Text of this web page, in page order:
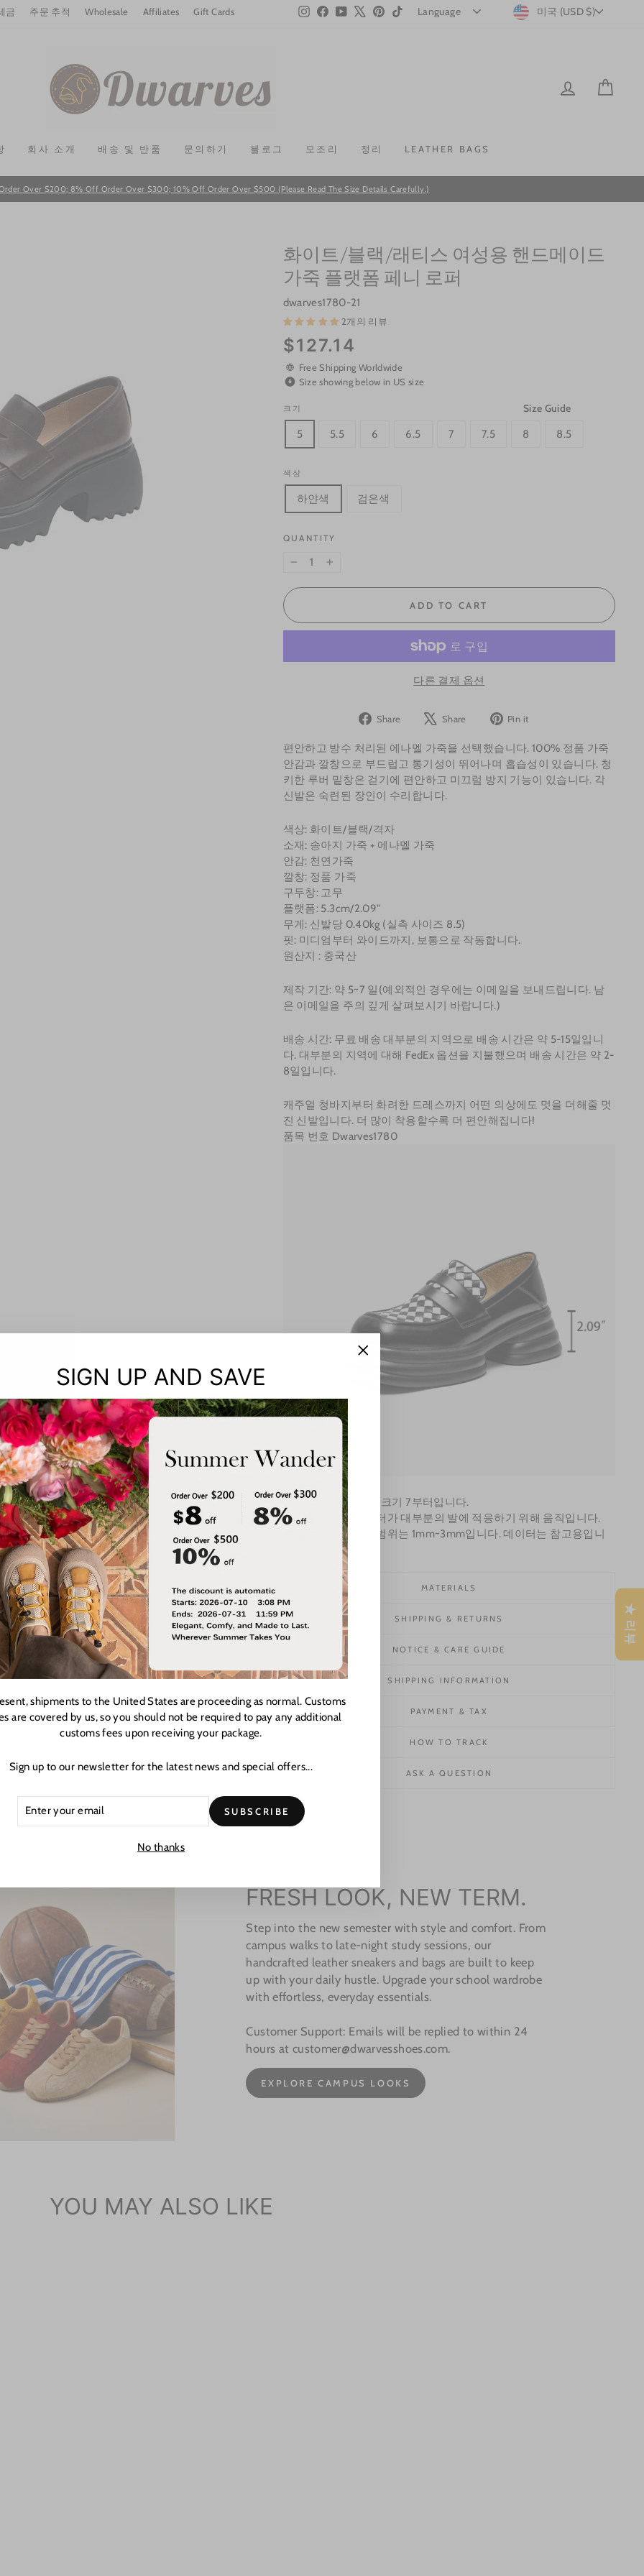
금 주문 추적 Wholesale Affiliates Gift Cards InstagramFacebookYouTube Pinterest
TikTok 미국 (USD $)
LOG IN
회사 소개 배송 및 반품 문의하기 블로그 모조리 정리 LEATHER BAGS
Pause
Over $200; 8% Off Order Over $300; 10% Off Order Over $500 (Please Read The Size Details Carefully.)
화이트/블랙/래티스 여성용 핸드메이드
가죽 플랫폼 페니 로퍼
dwarves1780-21
2개의 리뷰
Regular
price
$127.14
Free Shipping Worldwide
Size showing below in US size
Size Guide
크기
5 5.5 6 6.5 7 7.5 8 8.5
색상
하얀색 검은색
QUANTITY
ADD TO CART
다른 결제 옵션
Share
Share
Facebook
Share
Tweet
X
Pin it
Pinterest
편안하고 방수 처리된 에나멜 가죽을 선택했습니다. 100% 정품 가죽
안감과 깔창으로 부드럽고 통기성이 뛰어나며 흡습성이 있습니다. 청
키한 루버 밑창은 걷기에 편안하고 미끄럼 방지 기능이 있습니다. 각
신발은 숙련된 장인이 수리합니다.
색상: 화이트/블랙/격자
소재: 송아지 가죽 + 에나멜 가죽
안감: 천연가죽
깔창: 정품 가죽
구두창: 고무
플랫폼: 5.3cm/2.09"
무게: 신발당 0.40kg (실측 사이즈 8.5)
핏: 미디엄부터 와이드까지, 보통으로 작동합니다.
원산지 : 중국산
제작 기간: 약 5~7 일(예외적인 경우에는 이메일을 보내드립니다. 남
은 이메일을 주의 깊게 살펴보시기 바랍니다.)
배송 시간: 무료 배송 대부분의 지역으로 배송 시간은 약 5-15일입니
다. 대부분의 지역에 대해 FedEx 옵션을 지불했으며 배송 시간은 약 2-
8일입니다.
캐주얼 청바지부터 화려한 드레스까지 어떤 의상에도 멋을 더해줄 멋
진 신발입니다. 더 많이 착용할수록 더 편안해집니다!
품목 번호 Dwarves1780
참고: 측정 데이터는 크기 7부터입니다.
크기를 늘리면 데이터가 대부분의 발에 적응하기 위해 움직입니다.
본 설문조사의 오차범위는 1mm~3mm입니다. 데이터는 참고용입니
MATERIALS
SHIPPING & RETURNS
NOTICE & CARE GUIDE
SHIPPING INFORMATION
PAYMENT & TAX
HOW TO TRACK
ASK A QUESTION
FRESH LOOK, NEW TERM.
Step into the new semester with style and comfort. From
campus walks to late-night study sessions, our
handcrafted leather sneakers and bags are built to keep
up with your daily hustle. Upgrade your school wardrobe
with effortless, everyday essentials.
Customer Support: Emails will be replied to within 24
hours at customer@dwarvesshoes.com.
EXPLORE CAMPUS LOOKS
YOU MAY ALSO LIKE
SIGN UP AND SAVE
shipments to the United States are proceeding as normal. Customs
are covered by us, so you should not be required to pay any additional
customs fees upon receiving your package.
Sign up to our newsletter for the latest news and special offers...
SUBSCRIBE
No thanks
"Close
(esc)"
★ 리뷰